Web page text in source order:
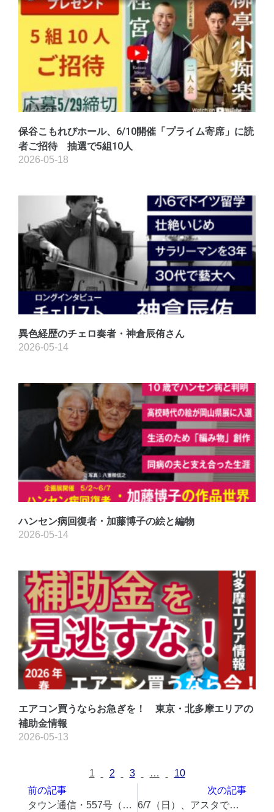
保谷こもれびホール、6/10開催「プライム寄席」に読
者ご招待 抽選で5組10人
2026-05-18
異色経歴のチェロ奏者・神倉辰侑さん
2026-05-14
ハンセン病回復者・加藤博子の絵と編物
2026-05-14
エアコン買うならお急ぎを！ 東京・北多摩エリアの
補助金情報
2026-05-13
1 2 3 …
10
前の記事
タウン通信・557号（2026年6月3日発行）
次の記事
6/7（日）、アスタで西東京市の姉妹都市・友好都市「観光物産展」